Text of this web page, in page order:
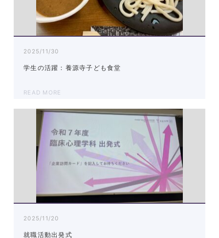
2025/11/30
学生の活躍：養源寺子ども食堂
READ MORE
2025/11/20
就職活動出発式